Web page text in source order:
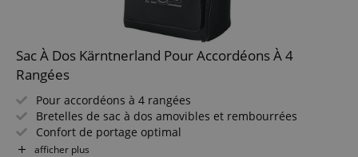
Sac À Dos Kärntnerland Pour Accordéons À 4
Rangées
Pour accordéons à 4 rangées
Bretelles de sac à dos amovibles et rembourrées
Confort de portage optimal
Compartiment pour partitions
afficher plus